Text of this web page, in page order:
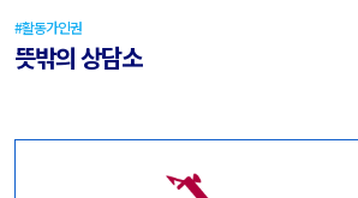
#활동가인권
뜻밖의 상담소